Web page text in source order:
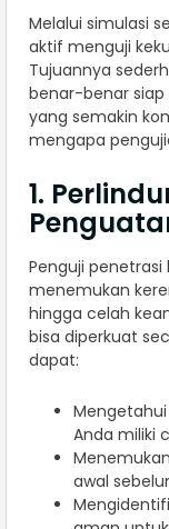
Melalui simulasi
aktif menguji
Tujuannya
benar-benar
yang semakin
mengapa
1.
Penguji
menemukan
hingga celah
bisa diperkuat
dapat:
Anda miliki
awal